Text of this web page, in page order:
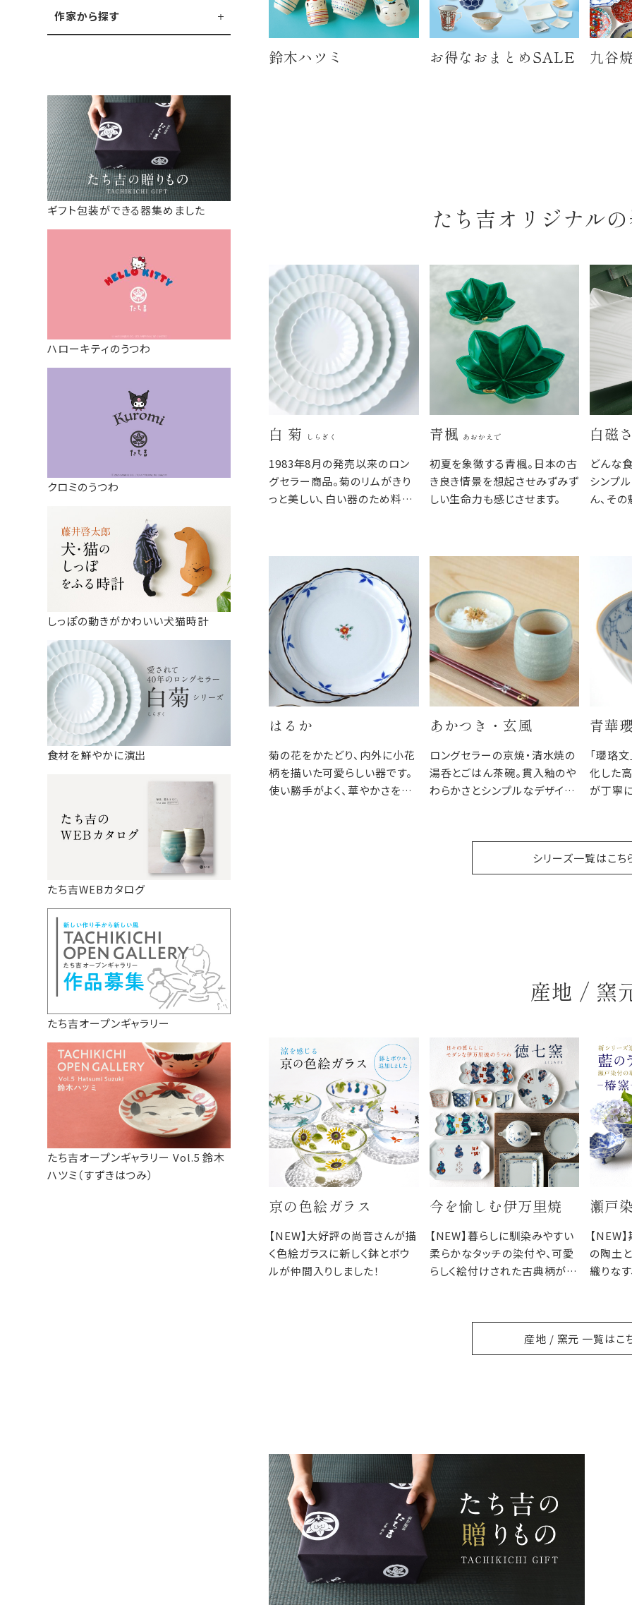
作家から探す
ギフト包装ができる器集めました
ハローキティのうつわ
クロミのうつわ
しっぽの動きがかわいい犬猫時計
食材を鮮やかに演出
たち吉WEBカタログ
たち吉オープンギャラリー
たち吉オープンギャラリー Vol.5 鈴木
ハツミ（すずきはつみ）
鈴木ハツミ お得なおまとめSALE 九谷
たち吉オリジナル
白 菊 しらぎく
1983年8月の発売以来のロン
グセラー商品。菊のリムがきり
っと美しい、白い器のため料理
器棚に収まります。
青楓 あおかえで
初夏を象徴する青楓。日本の古
き良き情景を想起させみずみず
しい生命力も感じさせます。
白磁
どんな
シンプ
ん、そ
はるか
菊の花をかたどり、内外に小花
柄を描いた可愛らしい器です。
使い勝手がよく、華やかさを持
あかつき・玄風
ロングセラーの京焼・清水焼の
湯呑とごはん茶碗。貫入釉のや
わらかさとシンプルなデザイン
楽しむのもおすすめです。
青華
「瓔珞
化した
が丁寧
ます。
シリーズ一覧はこち
産地 / 窯
京の色絵ガラス
【NEW】大好評の尚音さんが描
く色絵ガラスに新しく鉢とボウ
ルが仲間入りしました！
今を愉しむ伊万里焼
【NEW】暮らしに馴染みやすい
柔らかなタッチの染付や、可愛
らしく絵付けされた古典柄が魅
瀬戸
【NEW
の陶土
織りな
産地 / 窯元 一覧はこ